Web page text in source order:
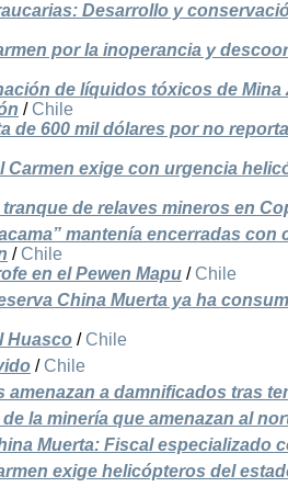
Desarrollo y
por la inoperancia y
de líquidos tóxicos de Mina
/ Chile
de 600 mil dólares por no
Carmen exige con urgencia
de relaves mineros en
mantenía encerradas con
/ Chile
en el Pewen Mapu / Chile
China Muerta ya ha
Huasco / Chile
/ Chile
amenazan a damnificados tras
la minería que amenazan al
Muerta: Fiscal especializado
exige helicópteros del